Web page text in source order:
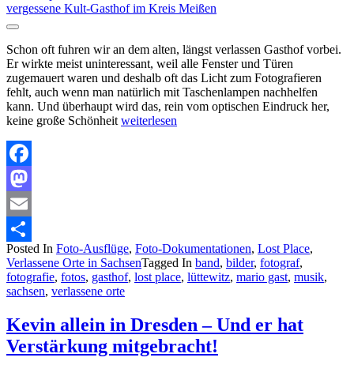
Schon oft fuhren wir an dem alten, längst verlassen Gasthof vorbei.
Er wirkte meist uninteressant, weil alle Fenster und Türen
zugemauert waren und deshalb oft das Licht zum Fotografieren
fehlt, auch wenn man natürlich mit Taschenlampen nachhelfen
kann. Und überhaupt wird das, rein vom optischen Eindruck her,
keine große Schönheit weiterlesen
Facebook
Mastodon
Email
Teilen
Posted In Foto-Ausflüge, Foto-Dokumentationen, Lost Place,
Verlassene Orte in SachsenTagged In band, bilder, fotograf,
fotografie, fotos, gasthof, lost place, lüttewitz, mario gast, musik,
sachsen, verlassene orte
Kevin allein in Dresden – Und er hat
Verstärkung mitgebracht!